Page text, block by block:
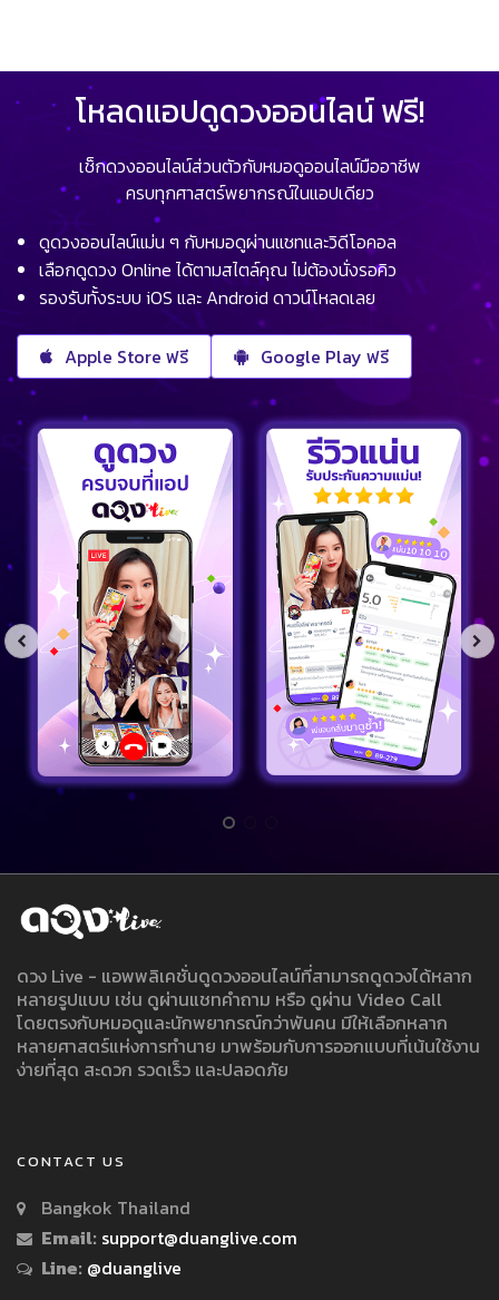
โหลดแอปดูดวงออนไลน์ ฟรี!
เช็กดวงออนไลน์ส่วนตัวกับหมอดูออนไลน์มืออาชีพ
ครบทุกศาสตร์พยากรณ์ในแอปเดียว
ดูดวงออนไลน์แม่น ๆ กับหมอดูผ่านแชทและวิดีโอคอล
เลือกดูดวง Online ได้ตามสไตล์คุณ ไม่ต้องนั่งรอคิว
รองรับทั้งระบบ iOS และ Android ดาวน์โหลดเลย
Apple Store ฟรี Google Play ฟรี
ดวง Live - แอพพลิเคชั่นดูดวงออนไลน์ที่สามารถดูดวงได้หลาก
หลายรูปแบบ เช่น ดูผ่านแชทคำถาม หรือ ดูผ่าน Video Call
โดยตรงกับหมอดูและนักพยากรณ์กว่าพันคน มีให้เลือกหลาก
หลายศาสตร์แห่งการทำนาย มาพร้อมกับการออกแบบที่เน้นใช้งาน
ง่ายที่สุด สะดวก รวดเร็ว และปลอดภัย
CONTACT US
Bangkok Thailand
Email: support@duanglive.com
Line: @duanglive